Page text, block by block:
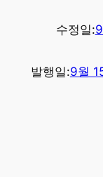
수정일:
발행일:9월